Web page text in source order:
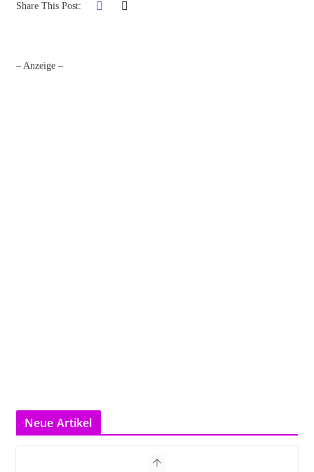
Share This Post:
– Anzeige –
Neue Artikel